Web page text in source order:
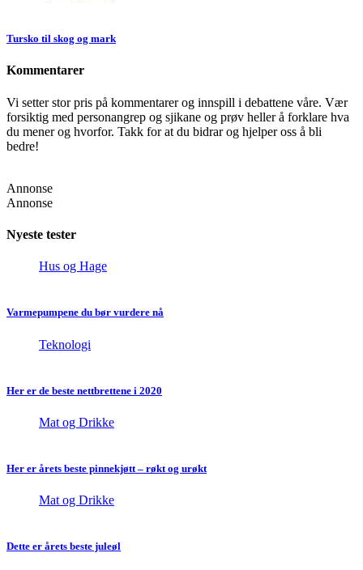
Tursko til skog og mark
Kommentarer
Vi setter stor pris på kommentarer og innspill i debattene våre. Vær
forsiktig med personangrep og sjikane og prøv heller å forklare hva
du mener og hvorfor. Takk for at du bidrar og hjelper oss å bli
bedre!
Annonse
Annonse
Nyeste tester
Hus og Hage
Varmepumpene du bør vurdere nå
Teknologi
Her er de beste nettbrettene i 2020
Mat og Drikke
Her er årets beste pinnekjøtt – røkt og urøkt
Mat og Drikke
Dette er årets beste juleøl